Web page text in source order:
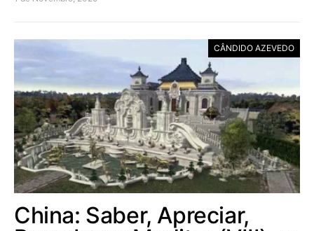
CÂNDIDO AZEVEDO
China: Saber, Apreciar,